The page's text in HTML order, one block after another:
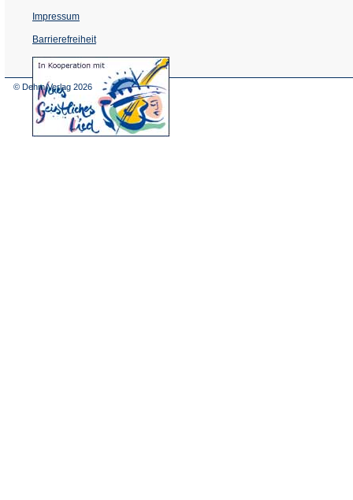
Impressum
Barrierefreiheit
(Öffnet
in
© Dehm Verlag 2026